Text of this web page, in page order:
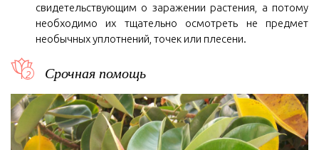
свидетельствующим о заражении растения, а потому
необходимо их тщательно осмотреть не предмет
необычных уплотнений, точек или плесени.
Срочная помощь